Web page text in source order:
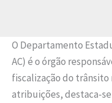
O Departamento
AC) é o órgão
fiscalização do trânsito
atribuições, destaca-